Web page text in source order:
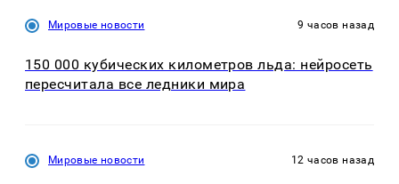
Мировые новости 9 часов назад
150 000 кубических километров льда: нейросеть
пересчитала все ледники мира
Мировые новости 12 часов назад